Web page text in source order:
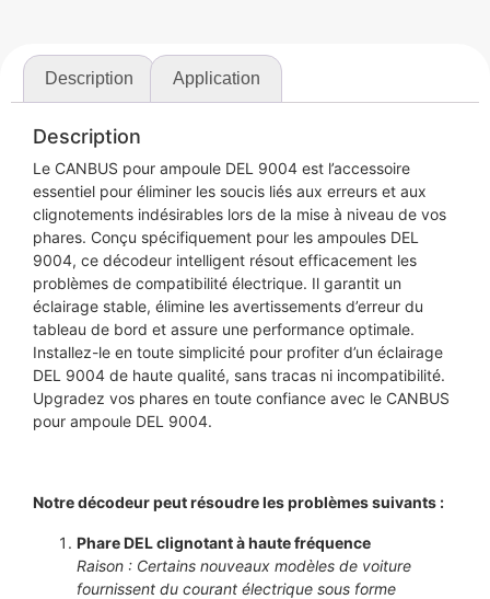
Description Application
Description
Le CANBUS pour ampoule DEL 9004 est l’accessoire
essentiel pour éliminer les soucis liés aux erreurs et aux
clignotements indésirables lors de la mise à niveau de vos
phares. Conçu spécifiquement pour les ampoules DEL
9004, ce décodeur intelligent résout efficacement les
problèmes de compatibilité électrique. Il garantit un
éclairage stable, élimine les avertissements d’erreur du
tableau de bord et assure une performance optimale.
Installez-le en toute simplicité pour profiter d’un éclairage
DEL 9004 de haute qualité, sans tracas ni incompatibilité.
Upgradez vos phares en toute confiance avec le CANBUS
pour ampoule DEL 9004.
Notre décodeur peut résoudre les problèmes suivants :
Phare DEL clignotant à haute fréquence
Raison : Certains nouveaux modèles de voiture
fournissent du courant électrique sous forme